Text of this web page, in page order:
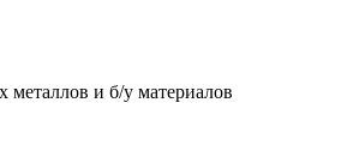
и б/у материалов